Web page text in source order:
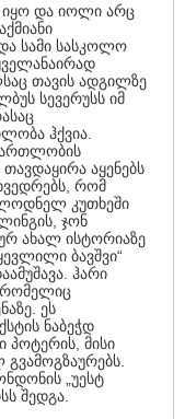
და იოლი არც
სამი სასკოლო
თავის ადგილზე
სევერუსს იმ
ჰქვია.
აყენებს
რომ
კუთხეში
ჯონ
ახალ ისტორიაზე
ბავშვი“
ჰარი
რომელიც
ეს
ნაბეჭდ
პოტერის, მისი
„უესტ
შედგა.